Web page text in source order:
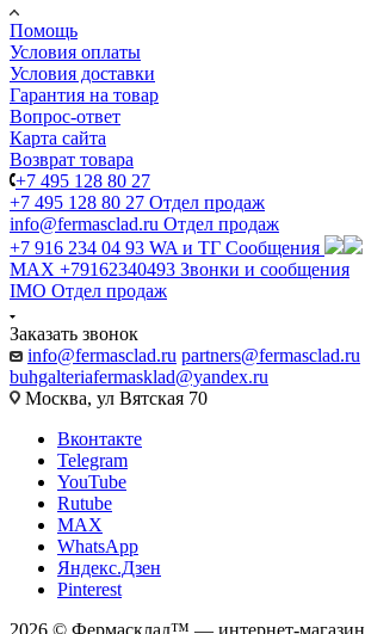
Помощь
Условия оплаты
Условия доставки
Гарантия на товар
Вопрос-ответ
Карта сайта
Возврат товара
+7 495 128 80 27
+7 495 128 80 27 Отдел продаж
info@fermasclad.ru Отдел продаж
+7 916 234 04 93 WA и ТГ Сообщения
MAX +79162340493 Звонки и сообщения
IMO Отдел продаж
Заказать звонок
info@fermasclad.ru partners@fermasclad.ru
buhgalteriafermasklad@yandex.ru
Москва, ул Вятская 70
Вконтакте
Telegram
YouTube
Rutube
MAX
WhatsApp
Яндекс.Дзен
Pinterest